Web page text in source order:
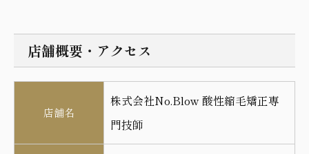
店舗概要・アクセス
店舗名
株式会社No.Blow 酸性縮毛矯正専
門技師